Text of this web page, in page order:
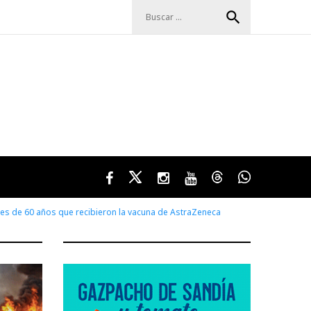
search
FacebookTwitterInstagramYoutubeThreadsWhatsApp
de 60 años que recibieron la vacuna de AstraZeneca